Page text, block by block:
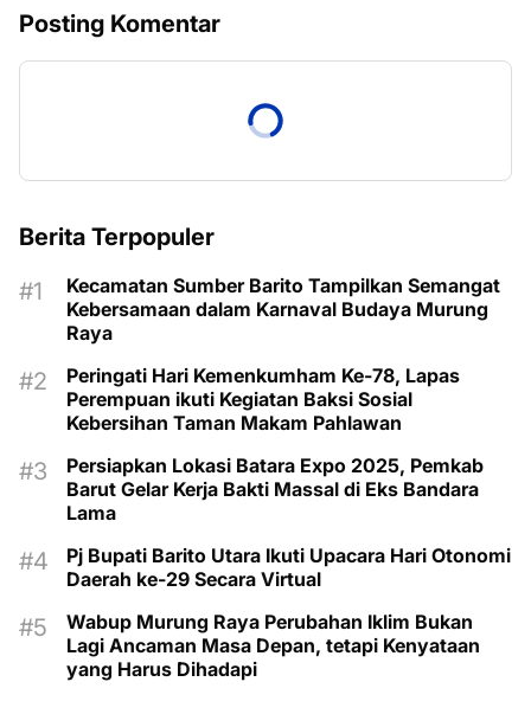
Posting Komentar
Berita Terpopuler
Kecamatan Sumber Barito Tampilkan Semangat
Kebersamaan dalam Karnaval Budaya Murung
Raya
Peringati Hari Kemenkumham Ke-78, Lapas
Perempuan ikuti Kegiatan Baksi Sosial
Kebersihan Taman Makam Pahlawan
Persiapkan Lokasi Batara Expo 2025, Pemkab
Barut Gelar Kerja Bakti Massal di Eks Bandara
Lama
Pj Bupati Barito Utara Ikuti Upacara Hari Otonomi
Daerah ke-29 Secara Virtual
Wabup Murung Raya Perubahan Iklim Bukan
Lagi Ancaman Masa Depan, tetapi Kenyataan
yang Harus Dihadapi